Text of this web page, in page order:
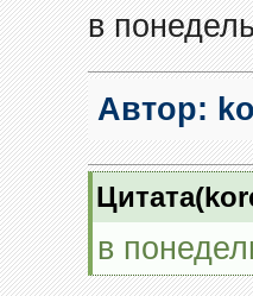
в
Автор:
в